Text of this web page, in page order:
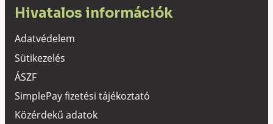
Hivatalos információk
Adatvédelem
Sütikezelés
ÁSZF
SimplePay fizetési tájékoztató
Közérdekű adatok